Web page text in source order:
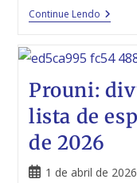
Continue Lendo
Prouni:
lista de
de 2026
1 de abril de 2026